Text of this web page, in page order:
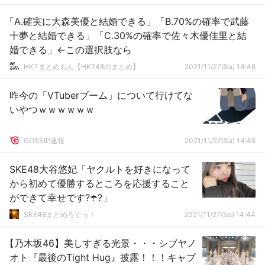
「A.確実に大森美優と結婚できる」「B.70%の確率で武藤
十夢と結婚できる」「C.30%の確率で佐々木優佳里と結
婚できる」←この選択肢なら
HKTまとめもん【HKT48のまとめ】 2021/11/27(Sa) 14:48
昨今の「VTuberブーム」について行けてな
いやつｗｗｗｗｗｗ
GOSSIP速報 2021/11/27(Sa) 14:45
SKE48大谷悠妃「ヤクルトを好きになって
から初めて優勝するところを応援すること
ができて幸せです?☂️?」
SKE48まとめろぐっ！ 2021/11/27(Sa) 14:44
【乃木坂46】美しすぎる光景・・・シブヤノ
オト『最後のTight Hug』披露！！！キャプ